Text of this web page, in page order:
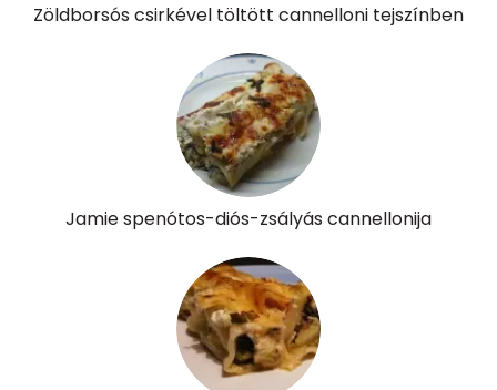
Zöldborsós csirkével töltött cannelloni tejszínben
Jamie spenótos-diós-zsályás cannellonija